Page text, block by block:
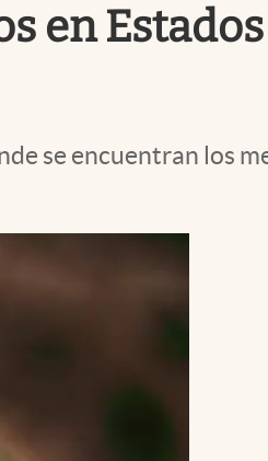
en
se encuentran los